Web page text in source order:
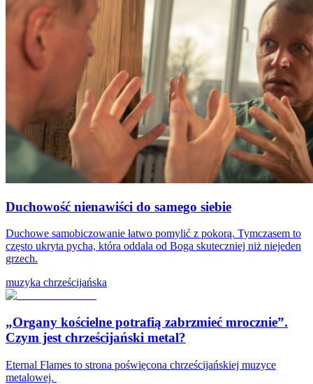
Duchowość nienawiści do samego siebie
Duchowe samobiczowanie łatwo pomylić z pokorą. Tymczasem to
często ukryta pycha, która oddala od Boga skuteczniej niż niejeden
grzech.
muzyka chrześcijańska
„Organy kościelne potrafią zabrzmieć mrocznie”.
Czym jest chrześcijański metal?
Eternal Flames to strona poświęcona chrześcijańskiej muzyce
metalowej.